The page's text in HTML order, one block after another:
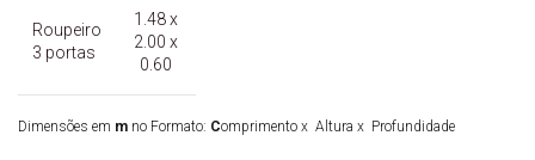
Roupeiro
3 portas
1.48 x
2.00 x
0.60
Dimensões em m no Formato: Comprimento x Altura x Profundidade